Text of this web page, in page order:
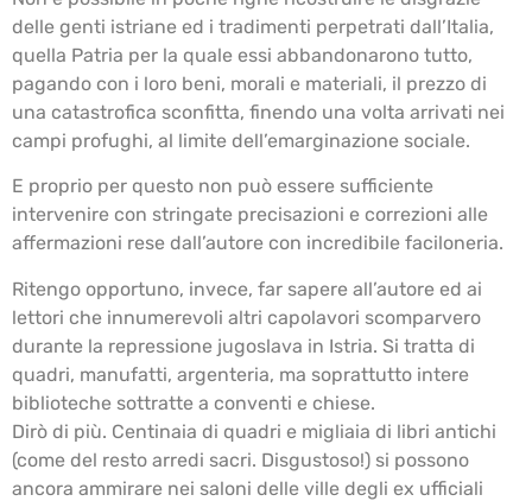
delle genti istriane ed i tradimenti perpetrati dall’Italia,
quella Patria per la quale essi abbandonarono tutto,
pagando con i loro beni, morali e materiali, il prezzo di
una catastrofica sconfitta, finendo una volta arrivati nei
campi profughi, al limite dell’emarginazione sociale.
E proprio per questo non può essere sufficiente
intervenire con stringate precisazioni e correzioni alle
affermazioni rese dall’autore con incredibile faciloneria.
Ritengo opportuno, invece, far sapere all’autore ed ai
lettori che innumerevoli altri capolavori scomparvero
durante la repressione jugoslava in Istria. Si tratta di
quadri, manufatti, argenteria, ma soprattutto intere
biblioteche sottratte a conventi e chiese.
Dirò di più. Centinaia di quadri e migliaia di libri antichi
(come del resto arredi sacri. Disgustoso!) si possono
ancora ammirare nei saloni delle ville degli ex ufficiali